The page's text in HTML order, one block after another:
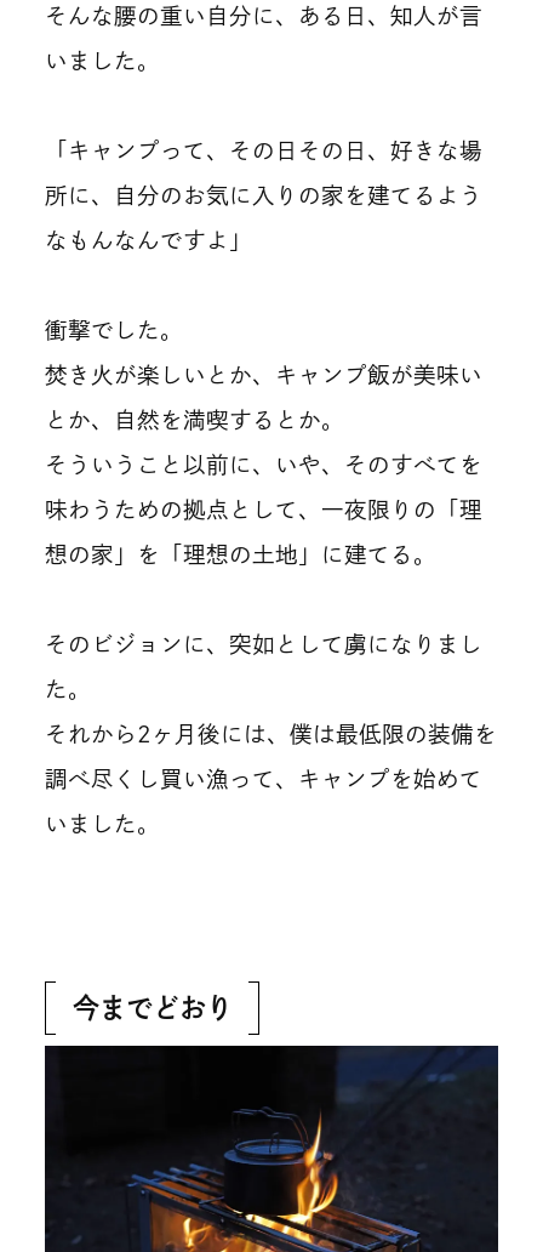
そんな腰の重い自分に、ある日、知人が言
いました。
「キャンプって、その日その日、好きな場
所に、自分のお気に入りの家を建てるよう
なもんなんですよ」
衝撃でした。
焚き火が楽しいとか、キャンプ飯が美味い
とか、自然を満喫するとか。
そういうこと以前に、いや、そのすべてを
味わうための拠点として、一夜限りの「理
想の家」を「理想の土地」に建てる。
そのビジョンに、突如として虜になりまし
た。
それから2ヶ月後には、僕は最低限の装備を
調べ尽くし買い漁って、キャンプを始めて
いました。
今までどおり